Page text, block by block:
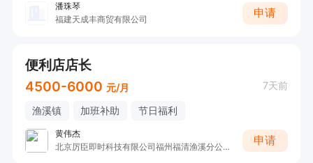
潘珠琴
福建天成丰商贸有限公司
申请
便利店店长
4500-6000 元/月 7天前
渔溪镇 加班补助 节日福利
黄伟杰
北京厉臣即时科技有限公司福州福清渔溪分公司
申请